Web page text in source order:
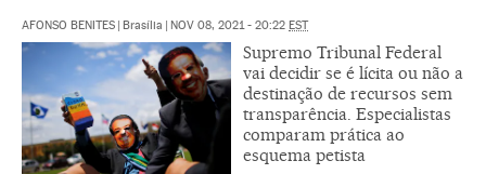
AFONSO BENITES Brasília NOV 08, 2021 - 20:22 EST
Supremo Tribunal Federal
vai decidir se é lícita ou não a
destinação de recursos sem
transparência. Especialistas
comparam prática ao
esquema petista